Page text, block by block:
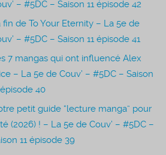
– #5DC – Saison 11 épisode 42
fin de To Your Eternity – La 5e de
– #5DC – Saison 11 épisode 41
7 mangas qui ont influencé Alex
– La 5e de Couv’ – #5DC – Saison
épisode 40
petit guide “lecture manga” pour
(2026) ! – La 5e de Couv’ – #5DC –
11 épisode 39